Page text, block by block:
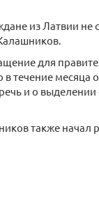
из Латвии не
для
в течение
и о
также начал